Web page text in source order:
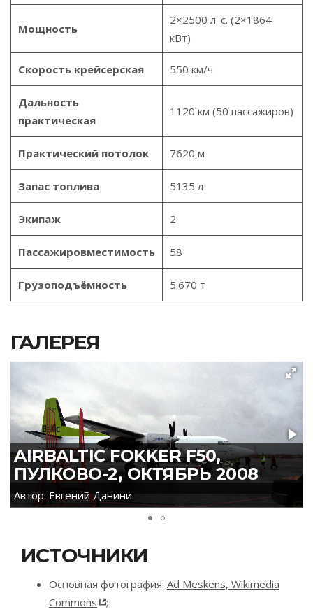
Мощность
2×2500 л. с. (2×1864
кВт)
Скорость крейсерская 550 км/ч
Дальность
практическая
1120 км (50 пассажиров)
Практический потолок 7620 м
Запас топлива 5135 л
Экипаж 2
Пассажировместимость 58
Грузоподъёмность 5.670 т
ГАЛЕРЕЯ
AIRBALTIC FOKKER F50,
ПУЛКОВО-2, ОКТЯБРЬ 2008
Автор: Евгений Данини
ИСТОЧНИКИ
Основная фотография: Ad Meskens, Wikimedia
Commons
;